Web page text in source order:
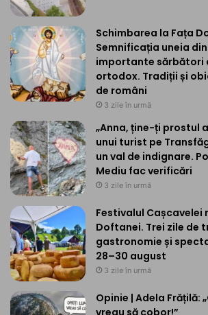
Schimbarea la Fața
Semnificația uneia
importante sărbători
ortodox. Tradiții și
de români
3 zile în urmă
„Anna, ține-ți prostul
unui turist pe
un val de indignare.
Mediu fac verificări
3 zile în urmă
Festivalul Cașcavelei
Doftanei. Trei zile de
gastronomie și
28–30 august
3 zile în urmă
Opinie | Adela Frățilă:
vreau să cobor!”